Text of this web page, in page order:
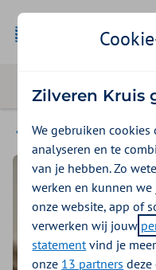
Beter voor jou
Zilveren Kruis
We gebruiken
analyseren en te
van je hebben. Zo
werken en kunnen
onze website, app of
verwerken wij jouw
statementvind je
onze 13 partners deze